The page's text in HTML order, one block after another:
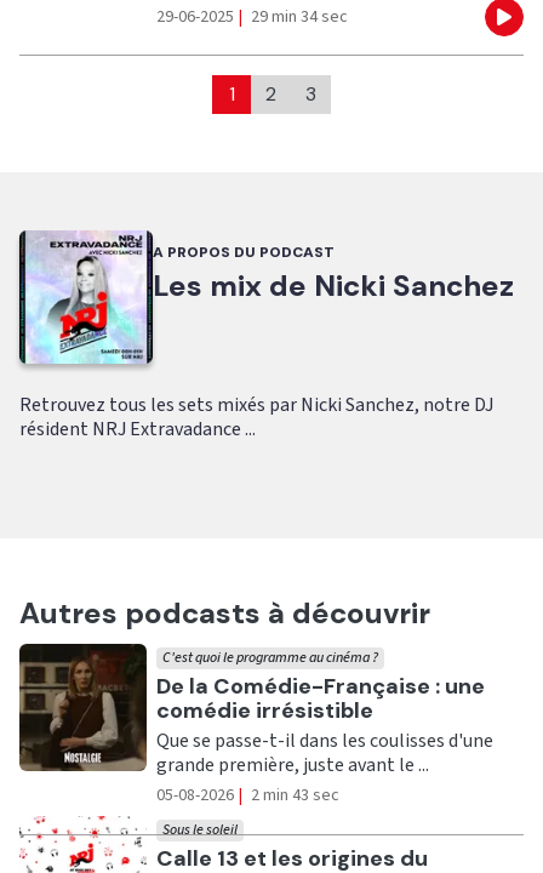
29-06-2025 | 29 min 34 sec
1 2 3
A PROPOS DU PODCAST
Les mix de Nicki Sanchez
Retrouvez tous les sets mixés par Nicki Sanchez, notre DJ
résident NRJ Extravadance ...
Autres podcasts à découvrir
Ecouter
De la Comédie-Française : une
comédie irrésistible
C'est quoi le programme au cinéma ?
Que se passe-t-il dans les coulisses d'une
grande première, juste avant le ...
05-08-2026 | 2 min 43 sec
Ecouter
Calle 13 et les origines du
Sous le soleil